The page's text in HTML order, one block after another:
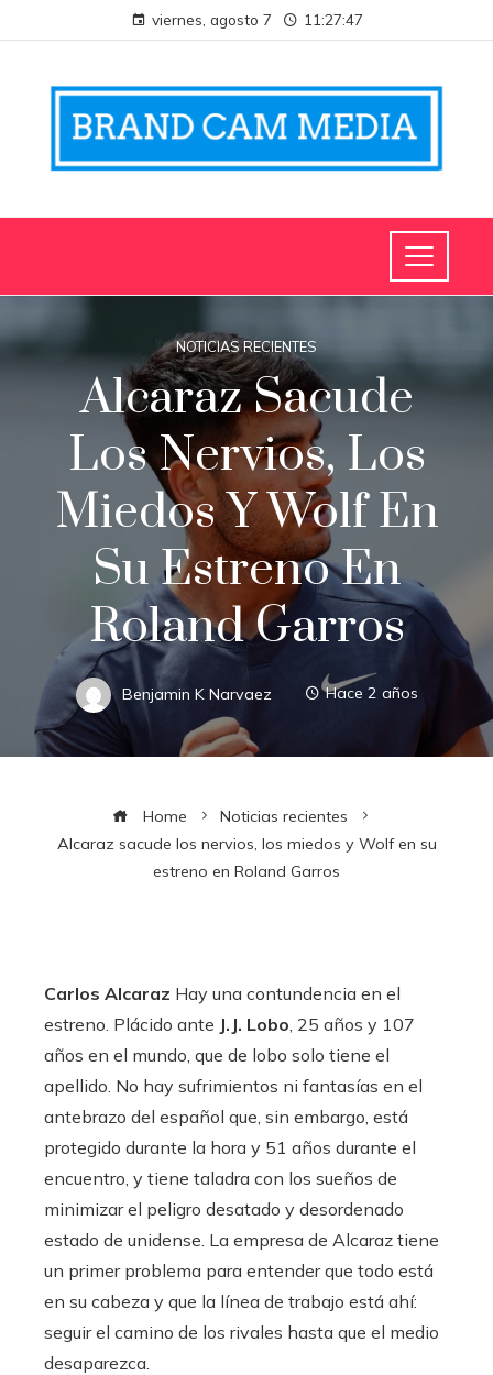
viernes, agosto 7 11:27:47
NOTICIAS RECIENTES
Alcaraz Sacude
Los Nervios, Los
Miedos Y Wolf En
Su Estreno En
Roland Garros
Benjamin K Narvaez Hace 2 años
Home
Noticias recientes
Alcaraz sacude los nervios, los miedos y Wolf en su
estreno en Roland Garros
Carlos Alcaraz Hay una contundencia en el
estreno. Plácido ante J.J. Lobo , 25 años y 107
años en el mundo, que de lobo solo tiene el
apellido. No hay sufrimientos ni fantasías en el
antebrazo del español que, sin embargo, está
protegido durante la hora y 51 años durante el
encuentro, y tiene taladra con los sueños de
minimizar el peligro desatado y desordenado
estado de unidense. La empresa de Alcaraz tiene
un primer problema para entender que todo está
en su cabeza y que la línea de trabajo está ahí:
seguir el camino de los rivales hasta que el medio
desaparezca.